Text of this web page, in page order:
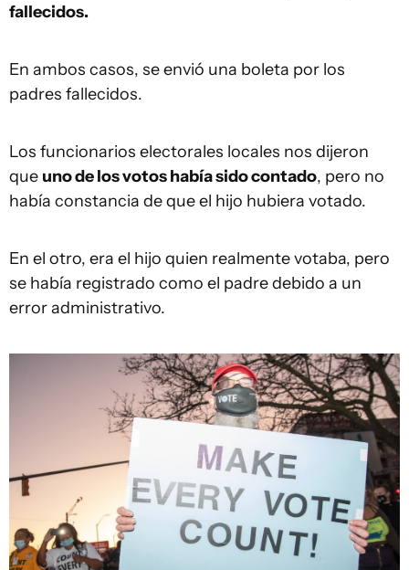
fallecidos.
En ambos casos, se envió una boleta por los
padres fallecidos.
Los funcionarios electorales locales nos dijeron
que uno de los votos había sido contado, pero no
había constancia de que el hijo hubiera votado.
En el otro, era el hijo quien realmente votaba, pero
se había registrado como el padre debido a un
error administrativo.